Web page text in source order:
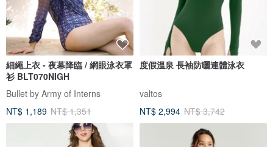
細繩上衣 - 夜幕降臨 / 網眼泳衣罩
衫 BLT070NIGH
Bullet by Army of Interns
NT$ 1,189 NT$ 1,351
度假溫泉 長袖防曬連體泳衣
valtos
NT$ 2,994 NT$ 3,742